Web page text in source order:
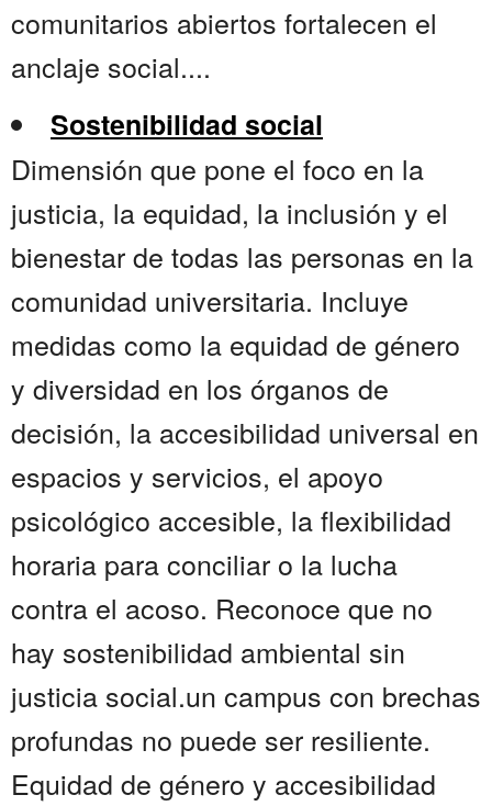
comunitarios abiertos fortalecen el
anclaje social....
Sostenibilidad social
Dimensión que pone el foco en la
justicia, la equidad, la inclusión y el
bienestar de todas las personas en la
comunidad universitaria. Incluye
medidas como la equidad de género
y diversidad en los órganos de
decisión, la accesibilidad universal en
espacios y servicios, el apoyo
psicológico accesible, la flexibilidad
horaria para conciliar o la lucha
contra el acoso. Reconoce que no
hay sostenibilidad ambiental sin
justicia social.un campus con brechas
profundas no puede ser resiliente.
Equidad de género y accesibilidad